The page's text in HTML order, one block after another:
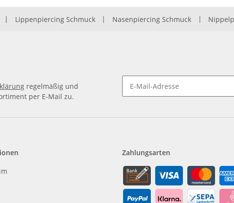
| Lippenpiercing Schmuck | Nasenpiercing Schmuck |
regelmäßig und
per E-Mail zu.
Zahlungsarten